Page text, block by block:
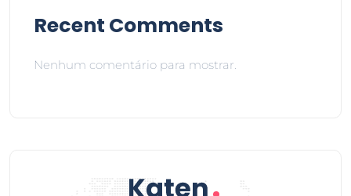
Recent Comments
Nenhum comentário para mostrar.